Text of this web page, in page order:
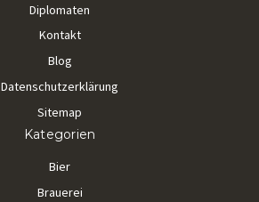
Diplomaten
Kontakt
Blog
Datenschutzerklärung
Sitemap
Kategorien
Bier
Brauerei